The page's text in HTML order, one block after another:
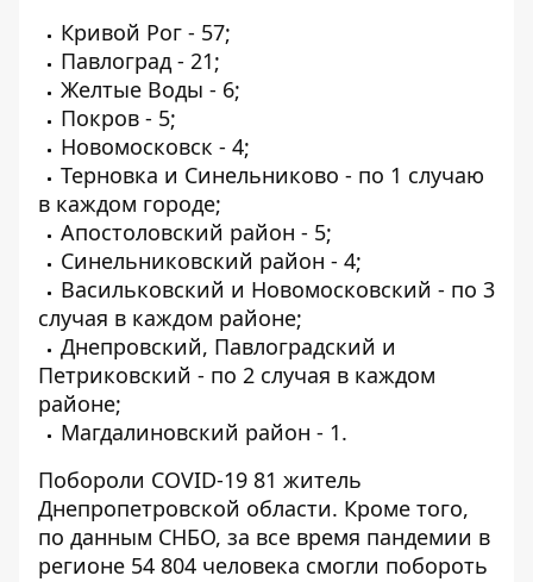
Кривой Рог - 57;
Павлоград - 21;
Желтые Воды - 6;
Покров - 5;
Новомосковск - 4;
Терновка и Синельниково - по 1 случаю
в каждом городе;
Апостоловский район - 5;
Синельниковский район - 4;
Васильковский и Новомосковский - по 3
случая в каждом районе;
Днепровский, Павлоградский и
Петриковский - по 2 случая в каждом
районе;
Магдалиновский район - 1.
Побороли COVID-19 81 житель
Днепропетровской области. Кроме того,
по данным СНБО, за все время пандемии в
регионе 54 804 человека смогли побороть